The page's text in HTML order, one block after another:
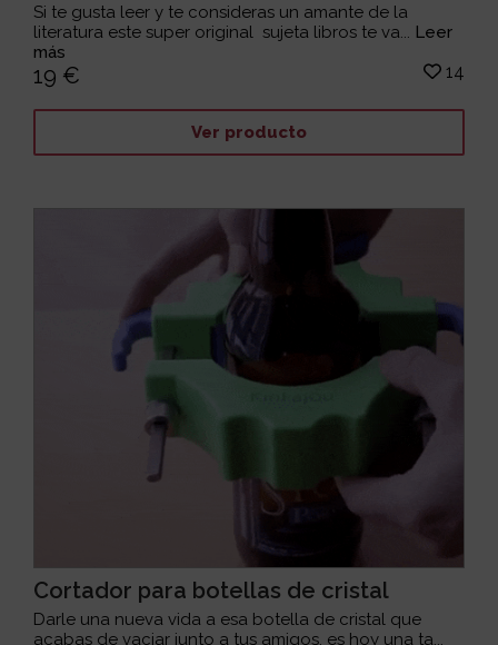
Si te gusta leer y te consideras un amante de la
literatura este super original sujeta libros te va... Leer
más
19 € 14
Ver producto
Cortador para botellas de cristal
Darle una nueva vida a esa botella de cristal que
acabas de vaciar junto a tus amigos, es hoy una ta...